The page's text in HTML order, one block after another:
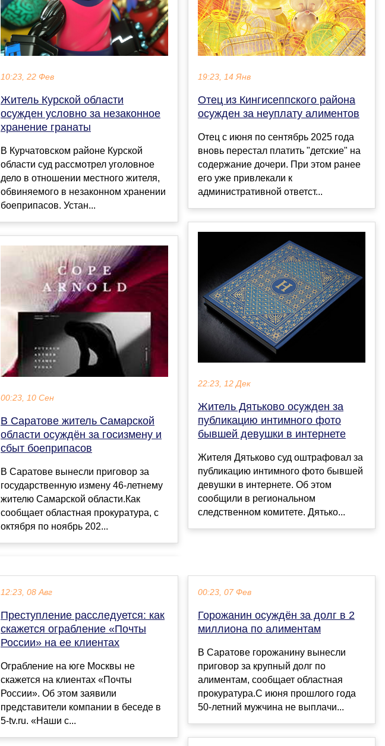
10:23, 22 Фев
Житель Курской области
осужден условно за незаконное
хранение гранаты
В Курчатовском районе Курской
области суд рассмотрел уголовное
дело в отношении местного жителя,
обвиняемого в незаконном хранении
боеприпасов. Устан...
00:23, 10 Сен
В Саратове житель Самарской
области осуждён за госизмену и
сбыт боеприпасов
В Саратове вынесли приговор за
государственную измену 46-летнему
жителю Самарской области.Как
сообщает областная прокуратура, с
октября по ноябрь 202...
19:23, 14 Янв
Отец из Кингисеппского района
осужден за неуплату алиментов
Отец с июня по сентябрь 2025 года
вновь перестал платить "детские" на
содержание дочери. При этом ранее
его уже привлекали к
административной ответст...
22:23, 12 Дек
Житель Дятьково осужден за
публикацию интимного фото
бывшей девушки в интернете
Жителя Дятьково суд оштрафовал за
публикацию интимного фото бывшей
девушки в интернете. Об этом
сообщили в региональном
следственном комитете. Дятько...
12:23, 08 Авг
Преступление расследуется: как
скажется ограбление «Почты
России» на ее клиентах
Ограбление на юге Москвы не
скажется на клиентах «Почты
России». Об этом заявили
представители компании в беседе в
5-tv.ru. «Наши с...
00:23, 07 Фев
Горожанин осуждён за долг в 2
миллиона по алиментам
В Саратове горожанину вынесли
приговор за крупный долг по
алиментам, сообщает областная
прокуратура.С июня прошлого года
50-летний мужчина не выплачи...